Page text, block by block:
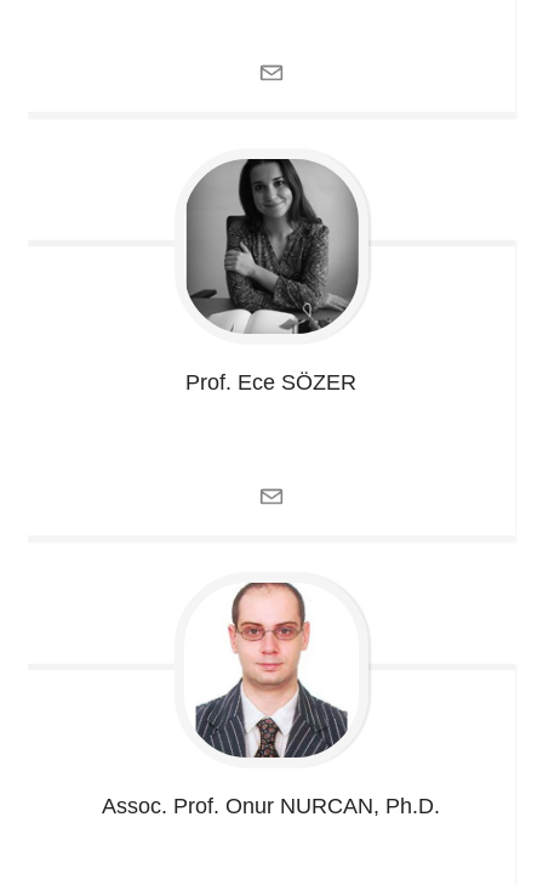
Prof. Ece SÖZER
Assoc. Prof. Onur NURCAN, Ph.D.